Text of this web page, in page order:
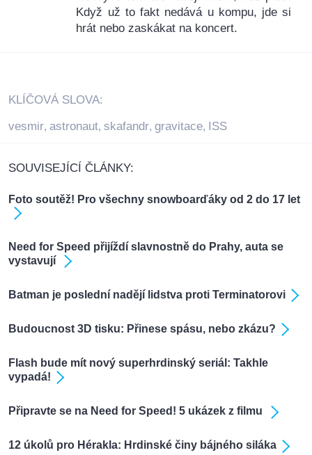
Když už to fakt nedává u kompu, jde si
hrát nebo zaskákat na koncert.
KLÍČOVÁ SLOVA:
vesmir, astronaut, skafandr, gravitace, ISS
SOUVISEJÍCÍ ČLÁNKY:
Foto soutěž! Pro všechny snowboarďáky od 2 do 17 let
Need for Speed přijíždí slavnostně do Prahy, auta se
vystavují
Batman je poslední nadějí lidstva proti Terminatorovi
Budoucnost 3D tisku: Přinese spásu, nebo zkázu?
Flash bude mít nový superhrdinský seriál: Takhle
vypadá!
Připravte se na Need for Speed! 5 ukázek z filmu
12 úkolů pro Hérakla: Hrdinské činy bájného siláka